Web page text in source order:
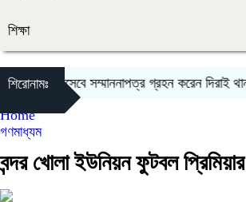
শিক্ষা
শিরোনামঃহিসেবে সম্মাননাপত্র গ্রহন করেন দিরাই
Home
গণমাধ্যম
বন্দর খোলা ইউনিয়ন ফুটবল